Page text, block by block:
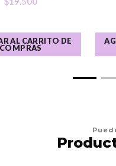
AL CARRITO DE
COMPRAS